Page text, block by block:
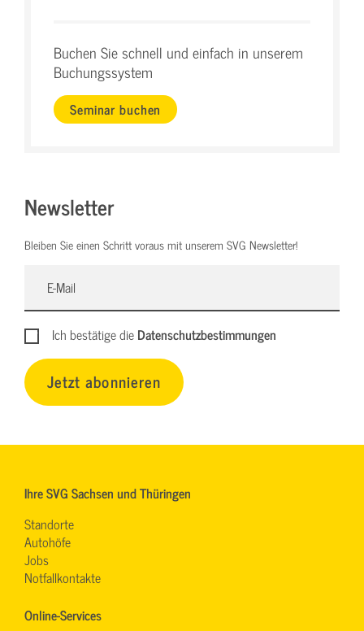
Buchen Sie schnell und einfach in unserem
Buchungssystem
Seminar buchen
Newsletter
Bleiben Sie einen Schritt voraus mit unserem SVG Newsletter!
Ich bestätige dieDatenschutzbestimmungen
Jetzt abonnieren
Ihre SVG Sachsen und Thüringen
Standorte
Autohöfe
Jobs
Notfallkontakte
Online-Services